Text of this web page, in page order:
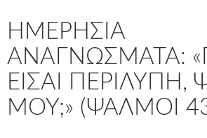
ΗΜΕΡΉΣΙΑ
ΑΝΑΓΝΏΣΜΑΤΑ:
ΕΊΣΑΙ ΠΕΡΊΛΥΠΗ,
ΜΟΥ;» (ΨΑΛΜΟΊ